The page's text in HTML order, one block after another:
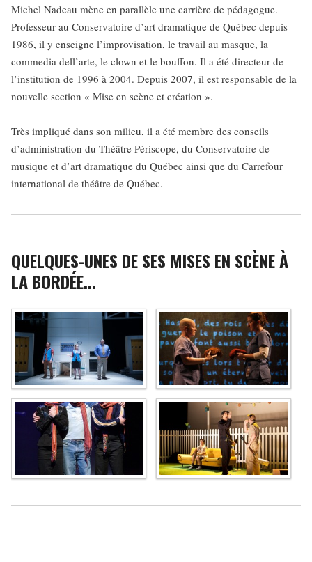
Michel Nadeau mène en parallèle une carrière de pédagogue.
Professeur au Conservatoire d’art dramatique de Québec depuis
1986, il y enseigne l’improvisation, le travail au masque, la
commedia dell’arte, le clown et le bouffon. Il a été directeur de
l’institution de 1996 à 2004. Depuis 2007, il est responsable de la
nouvelle section « Mise en scène et création ».
Très impliqué dans son milieu, il a été membre des conseils
d’administration du Théâtre Périscope, du Conservatoire de
musique et d’art dramatique du Québec ainsi que du Carrefour
international de théâtre de Québec.
QUELQUES-UNES DE SES MISES EN SCÈNE À
LA BORDÉE...